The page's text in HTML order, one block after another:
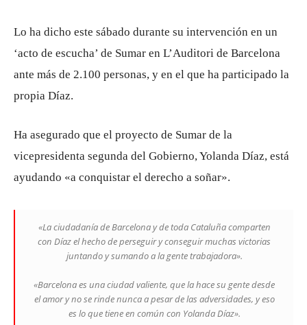
Lo ha dicho este sábado durante su intervención en un
‘acto de escucha’ de Sumar en L’Auditori de Barcelona
ante más de 2.100 personas, y en el que ha participado la
propia Díaz.
Ha asegurado que el proyecto de Sumar de la
vicepresidenta segunda del Gobierno, Yolanda Díaz, está
ayudando «a conquistar el derecho a soñar».
«La ciudadanía de Barcelona y de toda Cataluña comparten
con Díaz el hecho de perseguir y conseguir muchas victorias
juntando y sumando a la gente trabajadora».
«Barcelona es una ciudad valiente, que la hace su gente desde
el amor y no se rinde nunca a pesar de las adversidades, y eso
es lo que tiene en común con Yolanda Díaz».